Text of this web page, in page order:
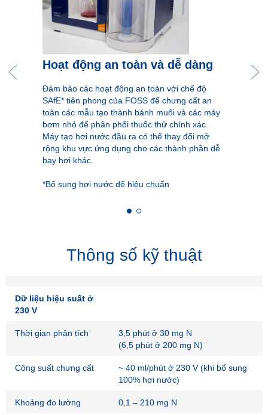
Hoạt động an toàn và dễ dàng
Đảm bảo các hoạt động an toàn với chế độ
SAfE* tiên phong của FOSS để chưng cất an
toàn các mẫu tạo thành bánh muối và các máy
bơm nhỏ để phân phối thuốc thử chính xác.
Máy tạo hơi nước đầu ra có thể thay đổi mở
rộng khu vực ứng dụng cho các thành phần dễ
bay hơi khác.
*Bổ sung hơi nước để hiệu chuẩn
Thông số kỹ thuật
Dữ liệu hiệu suất ở
230 V
Thời gian phân tích
3,5 phút ở 30 mg N
(6,5 phút ở 200 mg N)
Công suất chưng cất
~ 40 ml/phút ở 230 V (khi bổ sung
100% hơi nước)
Khoảng đo lường 0,1 – 210 mg N